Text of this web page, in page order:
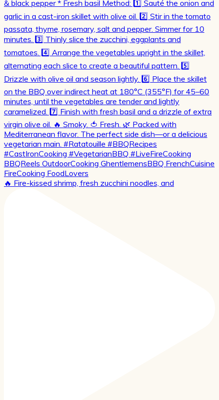
🔥 Fire-kissed shrimp, fresh zucchini noodles, and